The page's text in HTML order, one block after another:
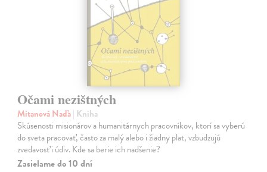
Očami nezištných
Mitanová Naďa| Kniha
Skúsenosti misionárov a humanitárnych pracovníkov, ktorí sa vyberú
do sveta pracovať, často za malý alebo i žiadny plat, vzbudzujú
zvedavosť i údiv. Kde sa berie ich nadšenie?
Zasielame do 10 dní